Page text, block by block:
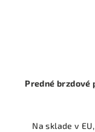
Predné brzdové
Na sklade v